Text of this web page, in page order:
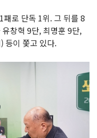
로 단독 1위. 그 뒤를 8
창혁 9단, 최명훈 9단,
등이 쫓고 있다.